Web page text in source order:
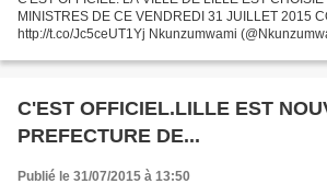
MINISTRES DE CE VENDREDI 31 JUILLET 2015
http://t.co/Jc5ceUT1Yj Nkunzumwami
C'EST OFFICIEL.LILLE EST
PREFECTURE DE...
Publié le 31/07/2015 à 13:50